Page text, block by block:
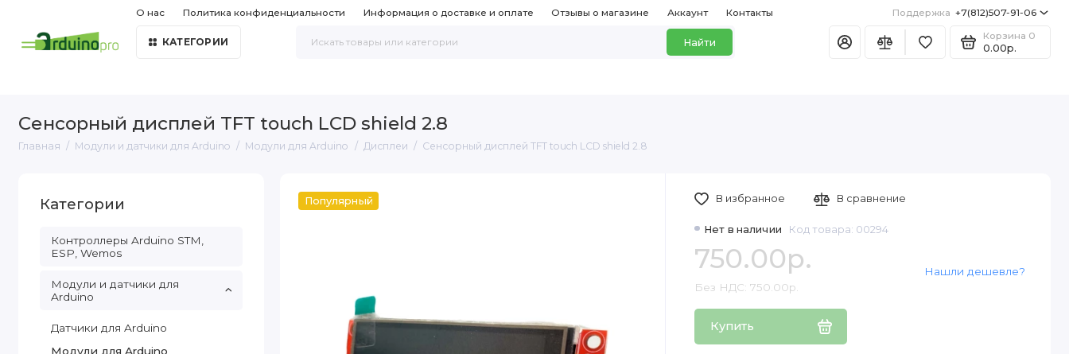
О нас Политика конфиденциальности Информация о доставке и оплате Отзывы о магазине Аккаунт Контакты Поддержка +7(812)507-91-06
КАТЕГОРИИ Найти
Корзина 0
0.00р.
Сенсорный дисплей TFT touch LCD shield 2.8
Главная Модули и датчики для Arduino Модули для Arduino Дисплеи Сенсорный дисплей TFT touch LCD shield 2.8
Категории
Контроллеры Arduino STM,
ESP, Wemos
Модули и датчики для
Arduino
Датчики для Arduino
Модули для Arduino
Популярный
Нет в наличии Код товара: 00294
750.00р.
Без НДС: 750.00р.
Купить
Нашли дешевле?
В избранное В сравнение